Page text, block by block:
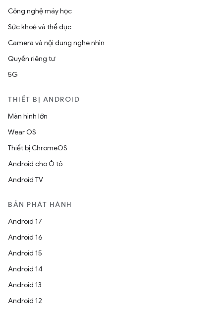
Công nghệ máy học
Sức khoẻ và thể dục
Camera và nội dung nghe nhìn
Quyền riêng tư
5G
THIẾT BỊ ANDROID
Màn hình lớn
Wear OS
Thiết bị ChromeOS
Android cho Ô tô
Android TV
BẢN PHÁT HÀNH
Android 17
Android 16
Android 15
Android 14
Android 13
Android 12